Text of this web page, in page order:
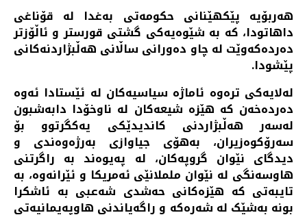
هەربۆیە پێکهێنانی حکومەتی بەغدا لە قۆناغی
داهاتودا، کە بە شێوەیەکی گشتی قورستر و ئاڵۆزتر
دەردەکەوێت لە چاو دەورانی ساڵانی هەڵبژاردنەکانی
پێشودا.
لەلایەکی ترەوە ئاماژە سیاسیەکان لە ئێستادا ئەوە
دەردەخەن کە هێزە شیعەکان لە ناوخۆدا دابەشبون
لەسەر هەڵبژاردنی کاندیدێکی یەکگرتوو بۆ
سەرۆکوەزیران، بەهۆی جیاوازی بەرژەوەندی و
دیدگای نێوان گروپەکان، لە پەیوەند بە راگرتنی
هاوسەنگی لە نێوان ململانێی ئەمریکا و ئێرانەوە، بە
تایبەتی کە هێزەکانی حەشدی شەعبی بە ئاشکرا
بونە بەشێک لە شەڕەکە و ڕاگەیاندنی هاوپەیمانیەتی